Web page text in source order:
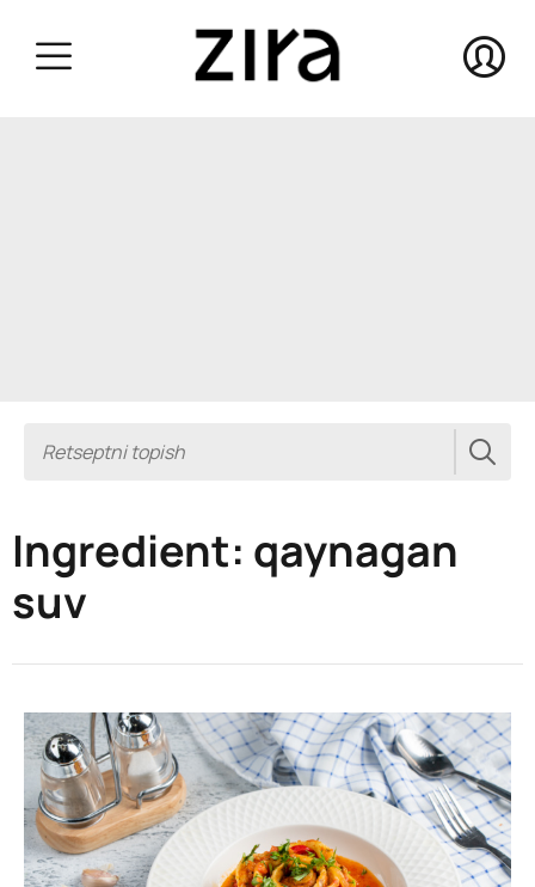
Ingredient: qaynagan
suv